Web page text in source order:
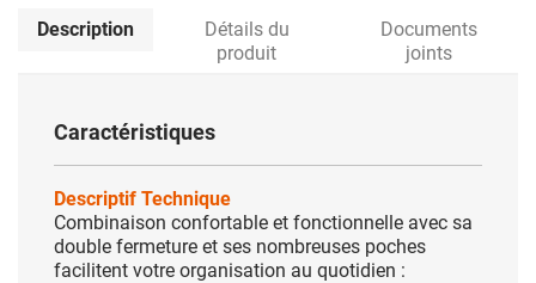
Description
Détails du
produit
Documents
joints
Caractéristiques
Descriptif Technique
Combinaison confortable et fonctionnelle avec sa
double fermeture et ses nombreuses poches
facilitent votre organisation au quotidien :